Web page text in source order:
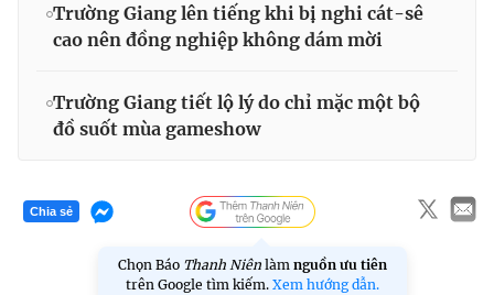
Trường Giang lên tiếng khi bị nghi cát-sê
cao nên đồng nghiệp không dám mời
Trường Giang tiết lộ lý do chỉ mặc một bộ
đồ suốt mùa gameshow
Chia sẻ
Chọn Báo Thanh Niên làm nguồn ưu tiên
trên Google tìm kiếm. Xem hướng dẫn.